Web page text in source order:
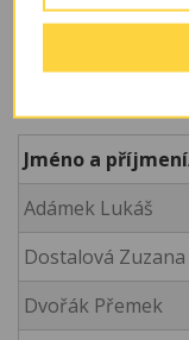
Sponzoři
Jméno a
Adámek Lukáš
Dostalová Zuzana
Dvořák Přemek